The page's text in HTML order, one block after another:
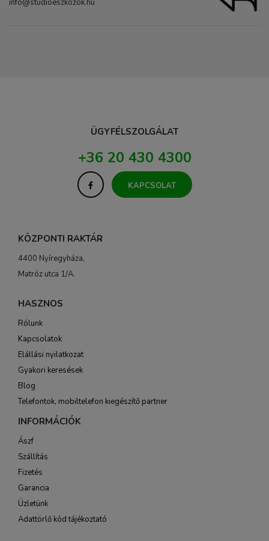
info@studioeszkozok.hu
ÜGYFÉLSZOLGÁLAT
+36 20 430 4300
KAPCSOLAT
KÖZPONTI RAKTÁR
4400 Nyíregyháza,
Matróz utca 1/A.
HASZNOS
Rólunk
Kapcsolatok
Elállási nyilatkozat
Gyakori keresések
Blog
Telefontok, mobiltelefon kiegészítő partner
INFORMÁCIÓK
Ászf
Szállítás
Fizetés
Garancia
Üzletünk
Adattörlő kód tájékoztató